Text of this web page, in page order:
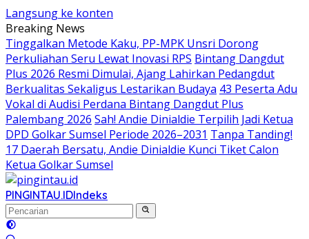
Langsung ke konten
Breaking News
Tinggalkan Metode Kaku, PP-MPK Unsri Dorong
Perkuliahan Seru Lewat Inovasi RPS Bintang Dangdut
Plus 2026 Resmi Dimulai, Ajang Lahirkan Pedangdut
Berkualitas Sekaligus Lestarikan Budaya 43 Peserta Adu
Vokal di Audisi Perdana Bintang Dangdut Plus
Palembang 2026 Sah! Andie Dinialdie Terpilih Jadi Ketua
DPD Golkar Sumsel Periode 2026–2031 Tanpa Tanding!
17 Daerah Bersatu, Andie Dinialdie Kunci Tiket Calon
Ketua Golkar Sumsel
PINGINTAU.IDIndeks